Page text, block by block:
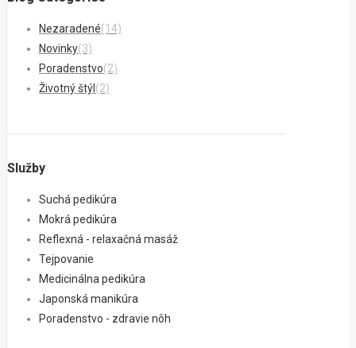
Nezaradené(14)
Novinky(3)
Poradenstvo(2)
Životný štýl (2)
Služby
Suchá pedikúra
Mokrá pedikúra
Reflexná - relaxačná masáž
Tejpovanie
Medicinálna pedikúra
Japonská manikúra
Poradenstvo - zdravie nôh